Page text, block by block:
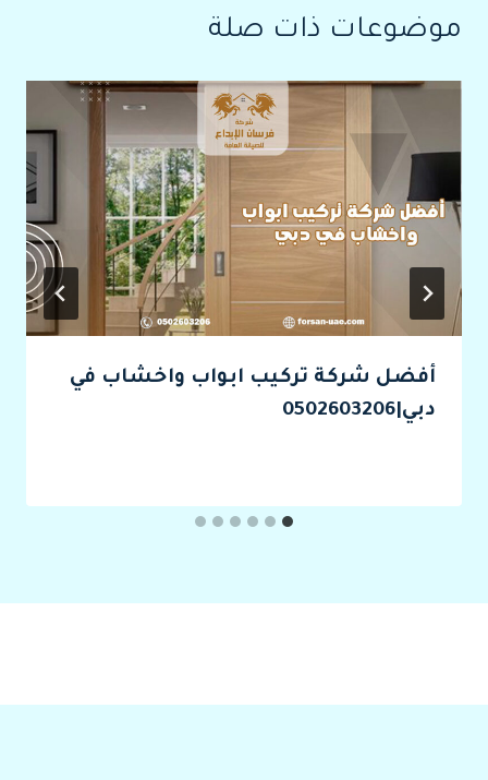
موضوعات ذات صلة
أفضل شركة تركيب ابواب واخشاب في
دبي|0502603206